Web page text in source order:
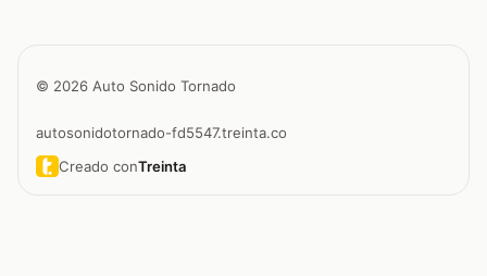
© 2026 Auto Sonido Tornado
autosonidotornado-fd5547.treinta.co
Creado conTreinta